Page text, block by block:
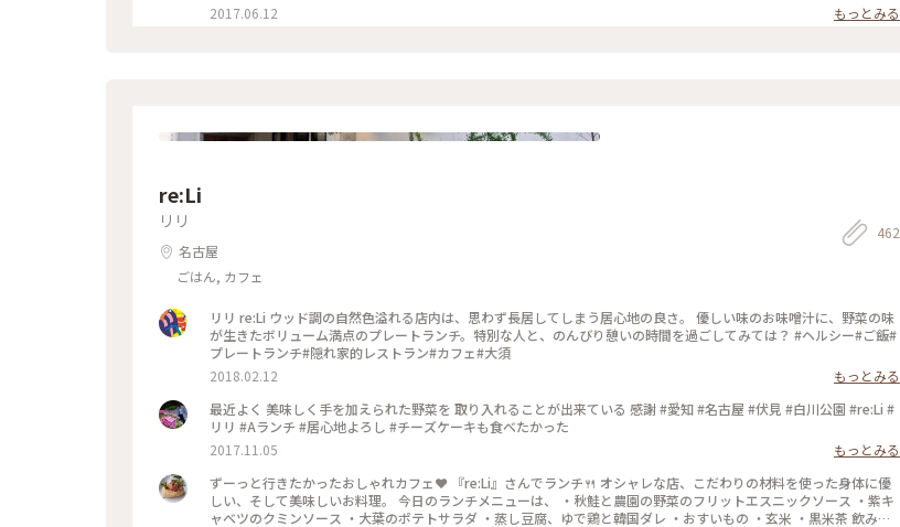
2017.06.12
もっとみる
re:Li
リリ
名古屋
ごはん, カフェ
462
リリ re:Li ウッド調の自然色溢れる店内は、思わず長居してしまう居心地の良さ。 優しい味のお味噌汁に、野菜の味
が生きたボリューム満点のプレートランチ。特別な人と、のんびり憩いの時間を過ごしてみては？ #ヘルシー#ご飯#
プレートランチ#隠れ家的レストラン#カフェ#大須
2018.02.12
もっとみる
最近よく 美味しく手を加えられた野菜を 取り入れることが出来ている 感謝 #愛知 #名古屋 #伏見 #白川公園 #re:Li #
リリ #Aランチ #居心地よろし #チーズケーキも食べたかった
2017.11.05
もっとみる
ずーっと行きたかったおしゃれカフェ❤️ 『re:Li』さんでランチ🍴 オシャレな店、こだわりの材料を使った身体に優
しい、そして美味しいお料理。 今日のランチメニューは、 ・秋鮭と農園の野菜のフリットエスニックソース ・紫キ
ャベツのクミンソース ・大葉のポテトサラダ ・蒸し豆腐、ゆで鶏と韓国ダレ ・おすいもの ・玄米 ・黒米茶 飲み物